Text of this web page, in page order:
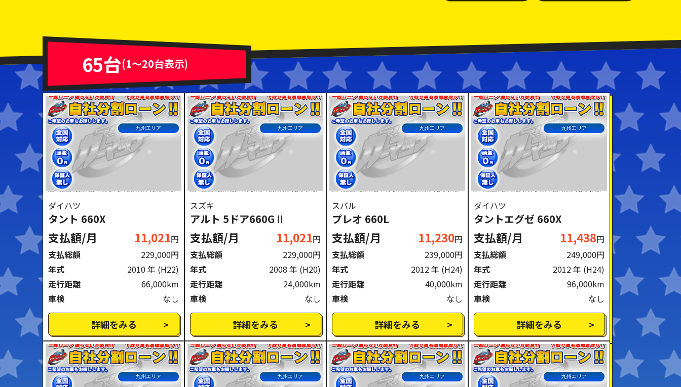
車体色 修復歴あり
ミッション
AT
MT
ハンドル
右ハンドル
左ハンドル
閉じる
65台(1～20台表示)
九州エリア
ダイハツ
タント 660X
支払額/月 11,021円
支払総額
229,000円
年式
2010 年 (H22)
走行距離
66,000km
車検
なし
詳細をみる
九州エリア
スズキ
アルト 5ドア660GⅡ
支払額/月 11,021円
支払総額
229,000円
年式
2008 年 (H20)
走行距離
24,000km
車検
なし
詳細をみる
九州エリア
スバル
プレオ 660L
支払額/月 11,230円
支払総額
239,000円
年式
2012 年 (H24)
走行距離
40,000km
車検
なし
詳細をみる
九州エリア
ダイハツ
タントエグゼ 660X
支払額/月 11,438円
支払総額
249,000円
年式
2012 年 (H24)
走行距離
96,000km
車検
なし
詳細をみる
九州エリア 九州エリア 九州エリア 九州エリア